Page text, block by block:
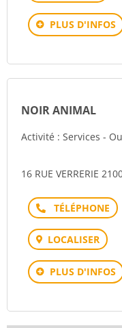
PLUS D'INFOS
NOIR ANIMAL
Activité : Services -
16 RUE VERRERIE
Téléphone
LOCALISER
PLUS D'INFOS